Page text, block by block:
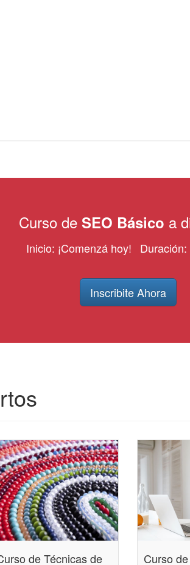
Curso de SEO Básico a
Inicio: ¡Comenzá hoy!
Inscribite Ahora
de Técnicas de Curso